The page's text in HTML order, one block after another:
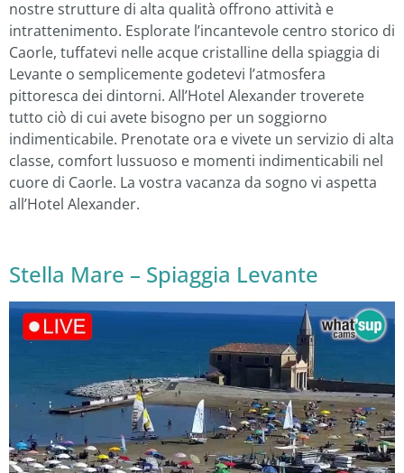
nostre strutture di alta qualità offrono attività e
intrattenimento. Esplorate l’incantevole centro storico di
Caorle, tuffatevi nelle acque cristalline della spiaggia di
Levante o semplicemente godetevi l’atmosfera
pittoresca dei dintorni. All’Hotel Alexander troverete
tutto ciò di cui avete bisogno per un soggiorno
indimenticabile. Prenotate ora e vivete un servizio di alta
classe, comfort lussuoso e momenti indimenticabili nel
cuore di Caorle. La vostra vacanza da sogno vi aspetta
all’Hotel Alexander.
Stella Mare – Spiaggia Levante